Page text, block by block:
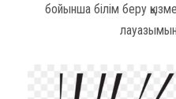
бойынша білім беру